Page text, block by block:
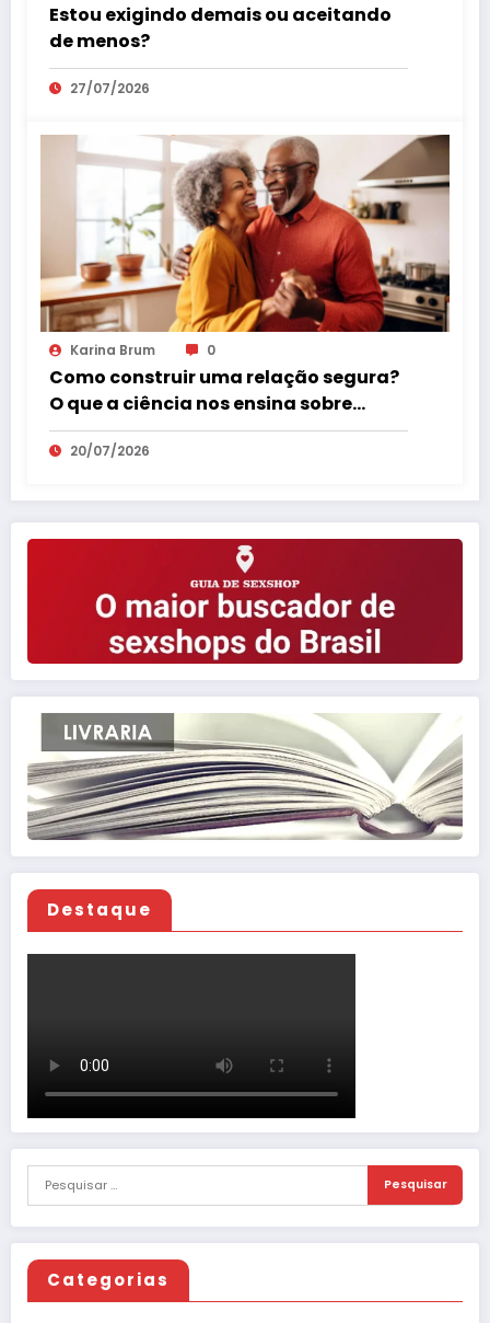
Estou exigindo demais ou aceitando
de menos?
27/07/2026
Karina Brum 0
Como construir uma relação segura?
O que a ciência nos ensina sobre
vínculos que realmente fazem bem.
20/07/2026
Destaque
Categorias